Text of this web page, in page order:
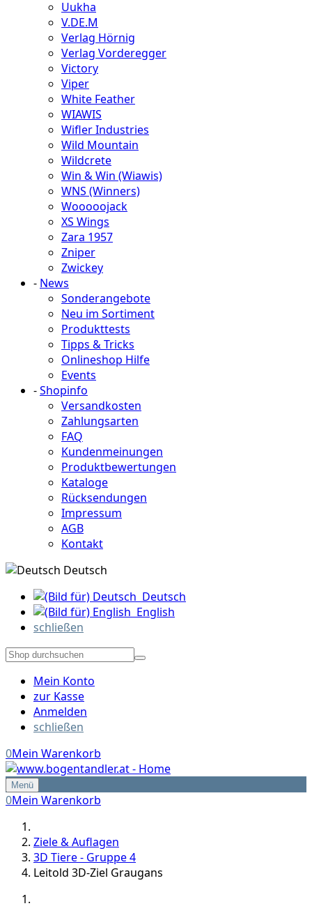
Uukha
V.DE.M
Verlag Hörnig
Verlag Vorderegger
Victory
Viper
White Feather
WIAWIS
Wifler Industries
Wild Mountain
Wildcrete
Win & Win (Wiawis)
WNS (Winners)
Wooooojack
XS Wings
Zara 1957
Zniper
Zwickey
- News
Sonderangebote
Neu im Sortiment
Produkttests
Tipps & Tricks
Onlineshop Hilfe
Events
-Shopinfo
Versandkosten
Zahlungsarten
FAQ
Kundenmeinungen
Produktbewertungen
Kataloge
Rücksendungen
Impressum
AGB
Kontakt
Deutsch
Deutsch
English
schließen
Mein Konto
zur Kasse
Anmelden
schließen
0Mein Warenkorb
Menü
0Mein Warenkorb
Ziele & Auflagen
3D Tiere - Gruppe 4
Leitold 3D-Ziel Graugans